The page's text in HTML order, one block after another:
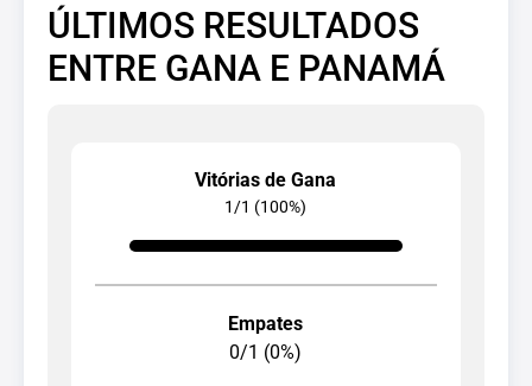
ÚLTIMOS RESULTADOS
ENTRE GANA E PANAMÁ
Vitórias de Gana
1/1 (100%)
Empates
0/1 (0%)